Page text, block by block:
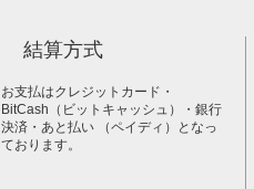
結算方式
お支払はクレジットカード・
BitCash（ビットキャッシュ）・銀行
決済・あと払い （ペイディ）となっ
ております。